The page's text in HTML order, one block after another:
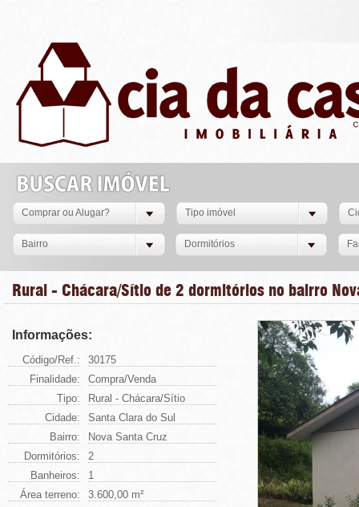
Comprar ou Alugar? Tipo imóvel
Bairro Dormitórios
Rural - Chácara/Sítio de 2 dormitórios no bairro
Informações:
Código/Ref.:
30175
Finalidade:
Compra/Venda
Tipo:
Rural - Chácara/Sítio
Cidade:
Santa Clara do Sul
Bairro:
Nova Santa Cruz
Dormitórios:
2
Banheiros:
1
Área terreno:
3.600,00 m²